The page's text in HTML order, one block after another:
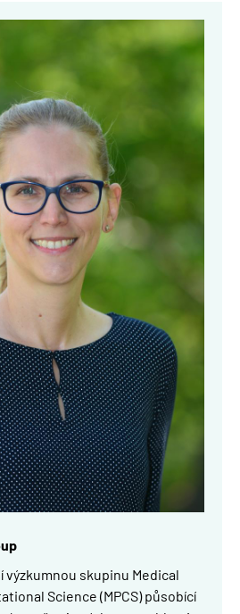
výzkumnou skupinu Medical
Science (MPCS) působící